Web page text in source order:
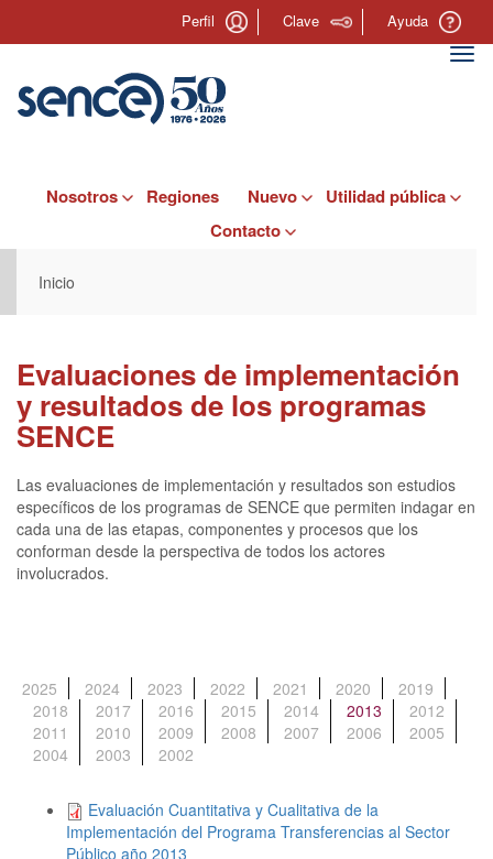
Perfil Clave Ayuda
Nosotros Regiones Nuevo
Utilidad pública
Contacto
Inicio
Evaluaciones de implementación
y resultados de los programas
SENCE
Las evaluaciones de implementación y resultados son estudios
específicos de los programas de SENCE que permiten indagar en
cada una de las etapas, componentes y procesos que los
conforman desde la perspectiva de todos los actores
involucrados.
2025 2024 2023 2022 2021 2020
2019
2018
2017 2016 2015 2014 2013 (solapa activa)
2012
2011
2010 2009 2008 2007 2006
2005
2004
2003 2002
Evaluación Cuantitativa y Cualitativa de la
Implementación del Programa Transferencias al Sector
Público año 2013